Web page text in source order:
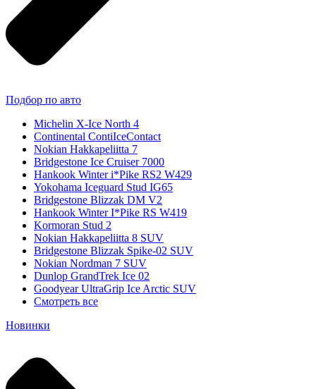
Подбор по авто
Michelin X-Ice North 4
Continental ContiIceContact
Nokian Hakkapeliitta 7
Bridgestone Ice Cruiser 7000
Hankook Winter i*Pike RS2 W429
Yokohama Iceguard Stud IG65
Bridgestone Blizzak DM V2
Hankook Winter I*Pike RS W419
Kormoran Stud 2
Nokian Hakkapeliitta 8 SUV
Bridgestone Blizzak Spike-02 SUV
Nokian Nordman 7 SUV
Dunlop GrandTrek Ice 02
Goodyear UltraGrip Ice Arctic SUV
Смотреть все
Новинки